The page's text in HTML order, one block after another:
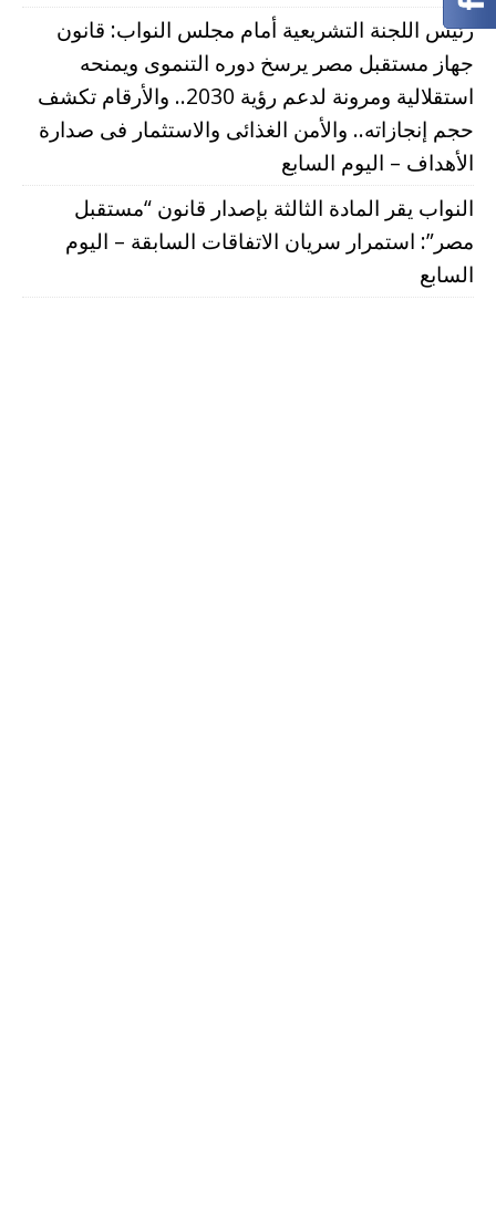
رئيس اللجنة التشريعية أمام مجلس النواب: قانون
جهاز مستقبل مصر يرسخ دوره التنموى ويمنحه
استقلالية ومرونة لدعم رؤية 2030.. والأرقام تكشف
حجم إنجازاته.. والأمن الغذائى والاستثمار فى صدارة
الأهداف – اليوم السابع
النواب يقر المادة الثالثة بإصدار قانون “مستقبل
مصر”: استمرار سريان الاتفاقات السابقة – اليوم
السابع